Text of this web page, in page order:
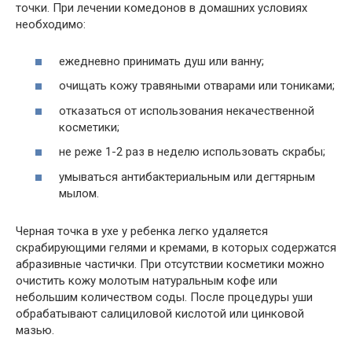
точки. При лечении комедонов в домашних условиях
необходимо:
ежедневно принимать душ или ванну;
очищать кожу травяными отварами или тониками;
отказаться от использования некачественной
косметики;
не реже 1-2 раз в неделю использовать скрабы;
умываться антибактериальным или дегтярным
мылом.
Черная точка в ухе у ребенка легко удаляется
скрабирующими гелями и кремами, в которых содержатся
абразивные частички. При отсутствии косметики можно
очистить кожу молотым натуральным кофе или
небольшим количеством соды. После процедуры уши
обрабатывают салициловой кислотой или цинковой
мазью.